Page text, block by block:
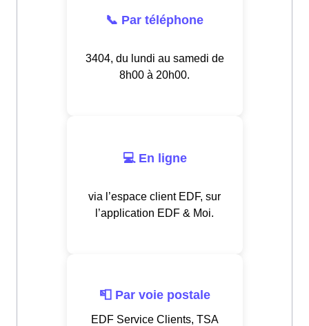
📞 Par téléphone
3404, du lundi au samedi de
8h00 à 20h00.
💻 En ligne
via l’espace client EDF, sur
l’application EDF & Moi.
📮 Par voie postale
EDF Service Clients, TSA